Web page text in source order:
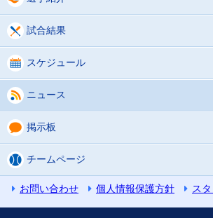
試合結果
スケジュール
ニュース
掲示板
チームページ
お問い合わせ 個人情報保護方針 ス